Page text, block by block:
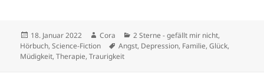
Veröffentlicht
am
18. Januar 2022 Autor
Cora Kategorien
2 Sterne - gefällt mir nicht,
Hörbuch,Science-Fiction Schlagwörter
Angst, Depression, Familie,Glück,
Müdigkeit,Therapie,Traurigkeit